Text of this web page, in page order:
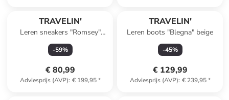
TRAVELIN'
Leren sneakers "Romsey"
wit/beige
-59%
€ 80,99
Adviesprijs (AVP): € 199,95*
TRAVELIN'
Leren boots "Blegna" beige
-45%
€ 129,99
Adviesprijs (AVP): € 239,95*